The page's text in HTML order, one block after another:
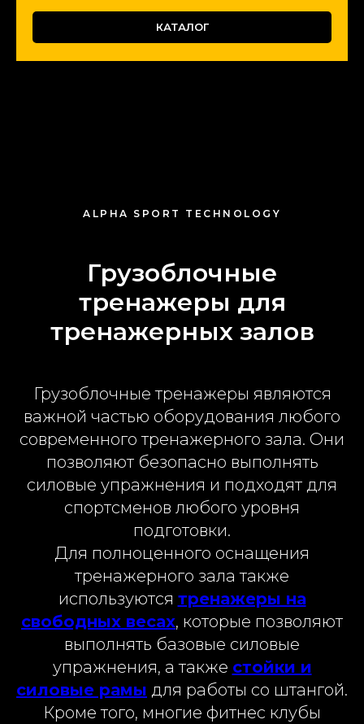
КАТАЛОГ
ALPHA SPORT TECHNOLOGY
Грузоблочные
тренажеры для
тренажерных залов
Грузоблочные тренажеры являются
важной частью оборудования любого
современного тренажерного зала. Они
позволяют безопасно выполнять
силовые упражнения и подходят для
спортсменов любого уровня
подготовки.
Для полноценного оснащения
тренажерного зала также
используются тренажеры на
свободных весах, которые позволяют
выполнять базовые силовые
упражнения, а также стойки и
силовые рамы для работы со штангой.
Кроме того, многие фитнес клубы